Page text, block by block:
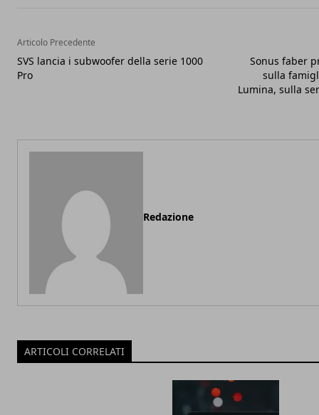
Articolo Precedente
SVS lancia i subwoofer della serie 1000
Pro
Sonus faber
sulla
Lumina, sulla
Redazione
ARTICOLI CORRELATI